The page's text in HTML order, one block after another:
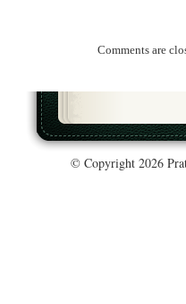
Comments are
© Copyright 2026